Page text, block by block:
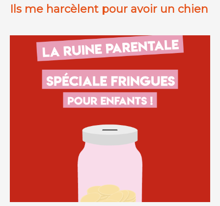
Ils me harcèlent pour avoir un chien